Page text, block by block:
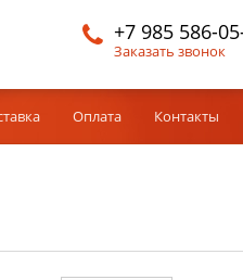
+7 985 586-
Заказать звонок
Оплата Контакты